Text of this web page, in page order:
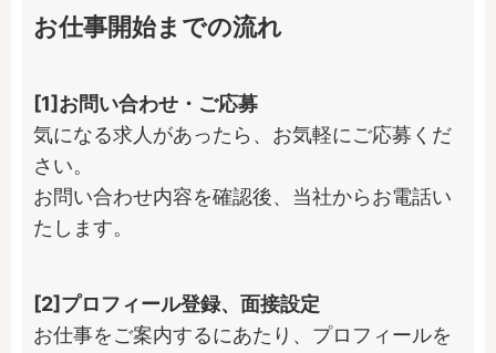
お仕事開始までの流れ
[1]お問い合わせ・ご応募
気になる求人があったら、お気軽にご応募くだ
さい。
お問い合わせ内容を確認後、当社からお電話い
たします。
[2]プロフィール登録、面接設定
お仕事をご案内するにあたり、プロフィールを